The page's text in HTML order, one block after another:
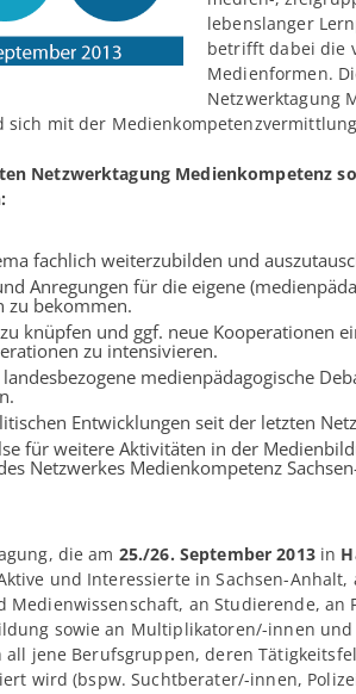
lebenslanger
betrifft dabei die
Medienformen.
Netzwerktagung
sich mit der
Netzwerktagung Medienkompetenz
fachlich weiterzubilden und
Anregungen für die eigene
zu bekommen.
knüpfen und ggf. neue Kooperationen
zu intensivieren.
medienpädagogische
Entwicklungen seit der letzten
für weitere Aktivitäten in der
Netzwerkes Medienkompetenz
die am 25./26. September 2013in
und Interessierte in Sachsen-
an Studierende, an
sowie an Multiplikatoren/-innen
jene Berufsgruppen, deren
wird (bspw. Suchtberater/-innen,